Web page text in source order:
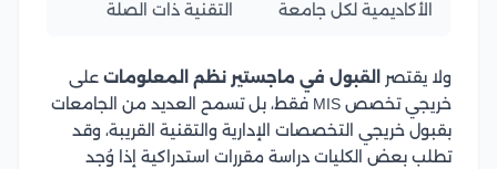
الأكاديمية لكل جامعة
التقنية ذات الصلة
ولا يقتصر القبول في ماجستير نظم المعلومات على
خريجي تخصص MIS فقط، بل تسمح العديد من الجامعات
بقبول خريجي التخصصات الإدارية والتقنية القريبة، وقد
تطلب بعض الكليات دراسة مقررات استدراكية إذا وُجد